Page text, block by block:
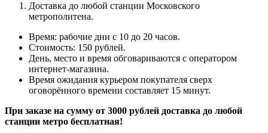
Доставка до любой станции Московского
метрополитена.
Время: рабочие дни с 10 до 20 часов.
Стоимость: 150 рублей.
День, место и время обговариваются с оператором
интернет-магазина.
Время ожидания курьером покупателя сверх
оговорённого времени составляет 15 минут.
При заказе на сумму от 3000 рублей доставка до любой
станции метро бесплатная!